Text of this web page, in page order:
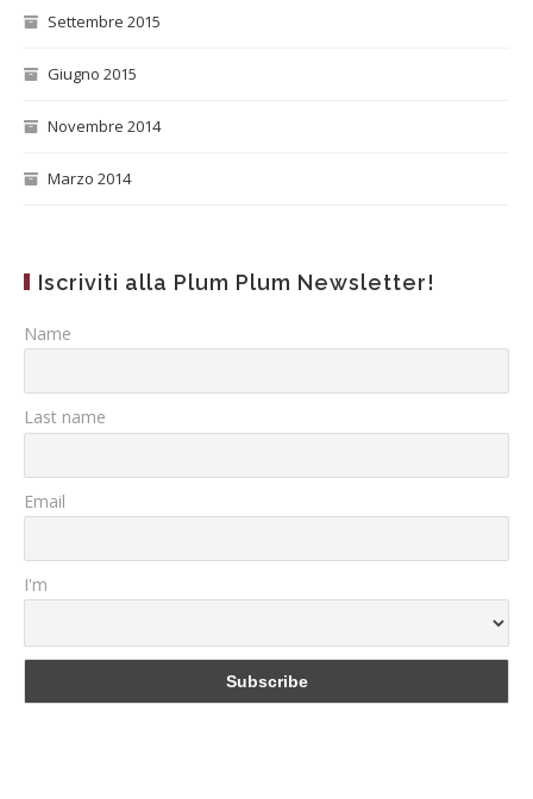
Settembre 2015
Giugno 2015
Novembre 2014
Marzo 2014
Iscriviti alla Plum Plum Newsletter!
Name
Last name
Email
I'm